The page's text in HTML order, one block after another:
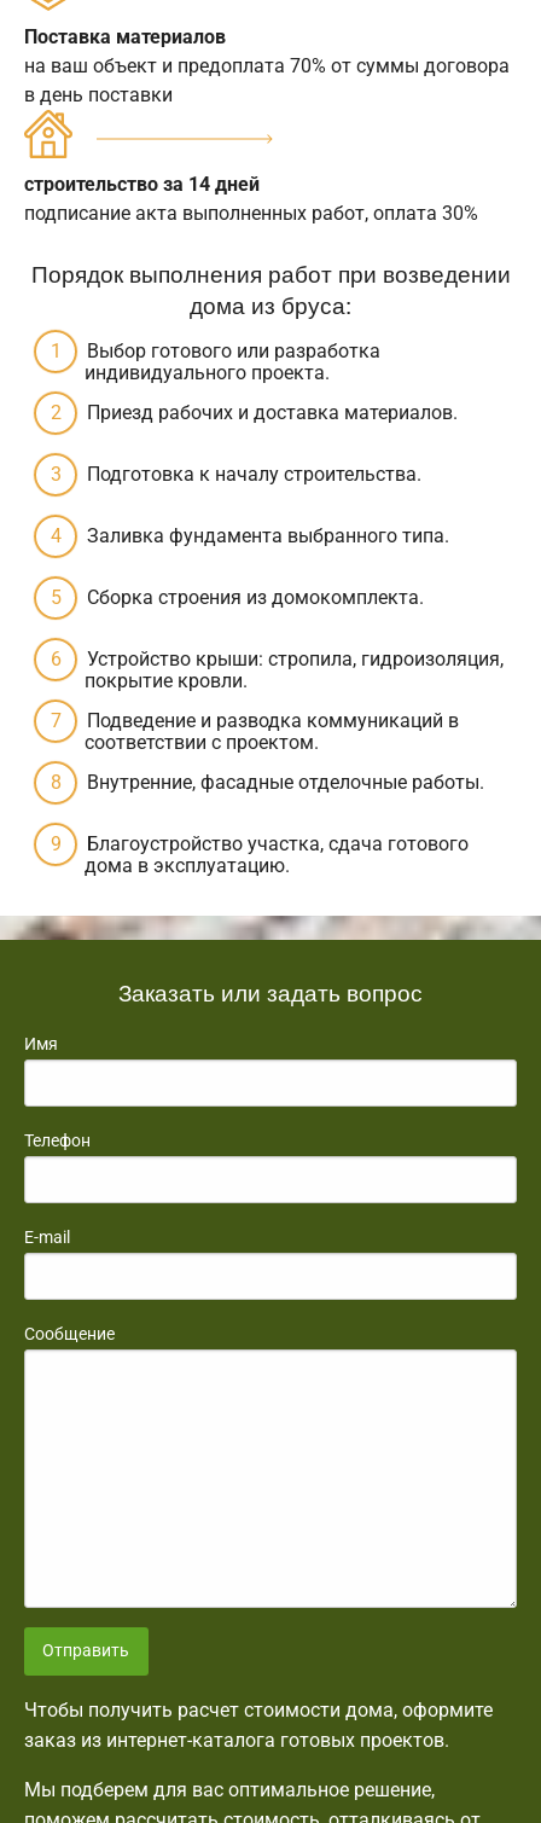
Поставка материалов
на ваш объект и предоплата 70% от суммы договора
в день поставки
строительство за 14 дней
подписание акта выполненных работ, оплата 30%
Порядок выполнения работ при возведении
дома из бруса:
Выбор готового или разработка
индивидуального проекта.
Приезд рабочих и доставка материалов.
Подготовка к началу строительства.
Заливка фундамента выбранного типа.
Сборка строения из домокомплекта.
Устройство крыши: стропила, гидроизоляция,
покрытие кровли.
Подведение и разводка коммуникаций в
соответствии с проектом.
Внутренние, фасадные отделочные работы.
Благоустройство участка, сдача готового
дома в эксплуатацию.
Заказать или задать вопрос
Имя
Телефон
E-mail
Сообщение
Отправить
Чтобы получить расчет стоимости дома, оформите
заказ из интернет-каталога готовых проектов.
Мы подберем для вас оптимальное решение,